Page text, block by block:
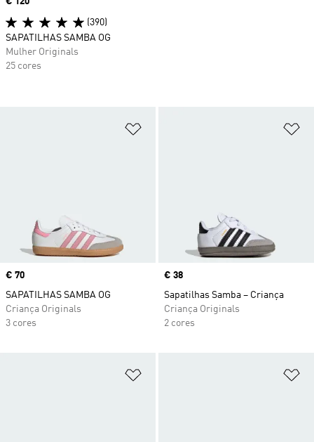
Price
€ 70
SAPATILHAS SAMBA OG
Criança Originals
3 cores
Price
€ 38
Sapatilhas Samba – Criança
Criança Originals
2 cores
(390)
SAPATILHAS SAMBA OG
Mulher Originals
25 cores